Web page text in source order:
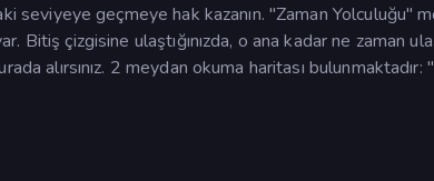
seviyeye geçmeye hak kazanın. "Zaman Yolculuğu"
Bitiş çizgisine ulaştığınızda, o ana kadar ne zaman
alırsınız. 2 meydan okuma haritası